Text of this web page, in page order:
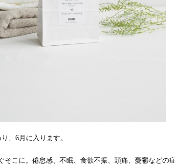
、6月に入ります。
そこに。倦怠感、不眠、食欲不振、頭痛、憂鬱などの